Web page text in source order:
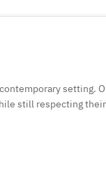
setting.
still respecting